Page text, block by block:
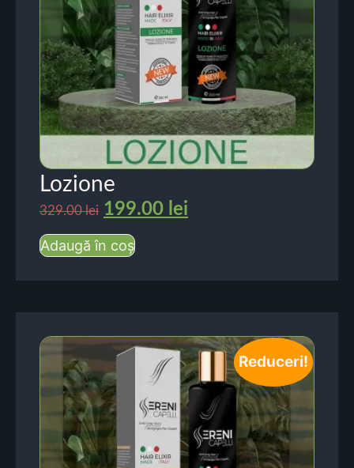
Lozione
329.00lei 199.00 lei
Adaugă în coș
Reduceri!